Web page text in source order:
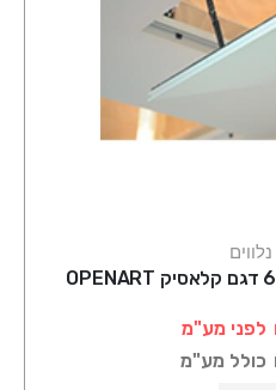
לפני מע"מ
כולל מע"מ